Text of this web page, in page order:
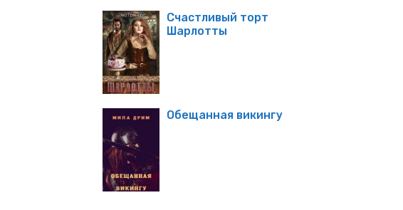
Счастливый торт
Шарлотты
Обещанная викингу